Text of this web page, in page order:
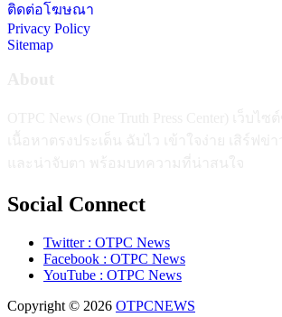
ติดต่อโฆษณา
Privacy Policy
Sitemap
Social Connect
Twitter : OTPC News
Facebook : OTPC News
YouTube : OTPC News
Copyright © 2026 OTPCNEWS